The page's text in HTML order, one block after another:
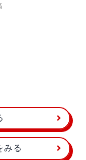
みる